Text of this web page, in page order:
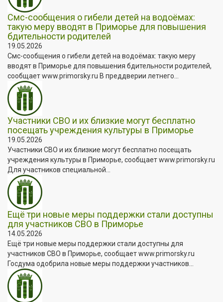
Смс-сообщения о гибели детей на водоёмах:
такую меру вводят в Приморье для повышения
бдительности родителей
19.05.2026
Смс-сообщения о гибели детей на водоёмах: такую меру
вводят в Приморье для повышения бдительности родителей,
сообщает www.primorsky.ru В преддверии летнего...
Участники СВО и их близкие могут бесплатно
посещать учреждения культуры в Приморье
19.05.2026
Участники СВО и их близкие могут бесплатно посещать
учреждения культуры в Приморье, сообщает www.primorsky.ru
Для участников специальной...
Ещё три новые меры поддержки стали доступны
для участников СВО в Приморье
14.05.2026
Ещё три новые меры поддержки стали доступны для
участников СВО в Приморье, сообщает www.primorsky.ru
Госдума одобрила новые меры поддержки участников...